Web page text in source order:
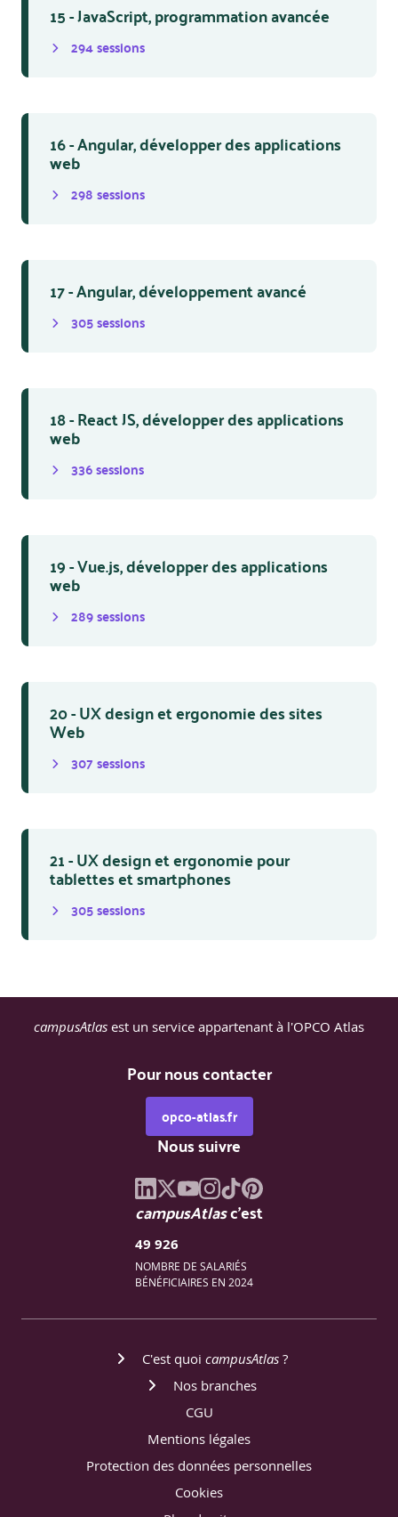
15 - JavaScript, programmation avancée
294sessions
16 - Angular, développer des applications
web
298sessions
17 - Angular, développement avancé
305sessions
18 - React JS, développer des applications
web
336sessions
19 - Vue.js, développer des applications
web
289sessions
20 - UX design et ergonomie des sites
Web
307sessions
21 - UX design et ergonomie pour
tablettes et smartphones
305sessions
campusAtlas est un service appartenant à l'OPCO Atlas
Pour nous contacter
opco-atlas.fr
Nous suivre
campusAtlasc'est
49 926
NOMBRE DE SALARIÉS
BÉNÉFICIAIRES EN 2024
C'est quoi campusAtlas ?
Nos branches
CGU
Mentions légales
Protection des données personnelles
Cookies